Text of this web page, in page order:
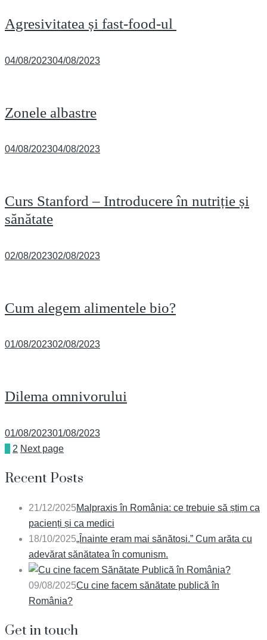
Agresivitatea și fast-food-ul
Posted
04/08/202304/08/2023
Zonele albastre
Posted
04/08/202304/08/2023
Curs Stanford – Introducere în nutriție și
sănătate
Posted
02/08/202302/08/2023
Cum alegem alimentele bio?
Posted
01/08/202302/08/2023
Dilema omnivorului
Posted
on
01/08/202301/08/2023
1 2 Next page
Recent Posts
21/12/2025Malpraxis în România: ce trebuie să știm ca
pacienți și ca medici
18/10/2025„Înainte eram mai sănătoși.” Cum arăta cu
adevărat sănătatea în comunism.
09/08/2025Cu cine facem sănătate publică în
România?
Get in touch